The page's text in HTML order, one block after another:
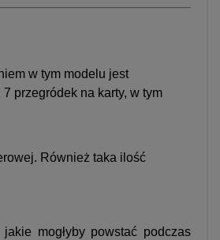
w tym modelu jest
przegródek na karty, w tym
Również taka ilość
mogłyby powstać podczas